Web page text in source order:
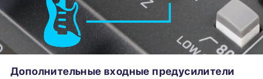
Дополнительные входные предусилители